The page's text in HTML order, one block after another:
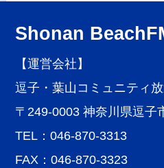
Shonan
【運営会社】
逗子・葉山コミュニティ
〒249-0003 神奈川県逗子
TEL：046-870-3313
FAX：046-870-3323